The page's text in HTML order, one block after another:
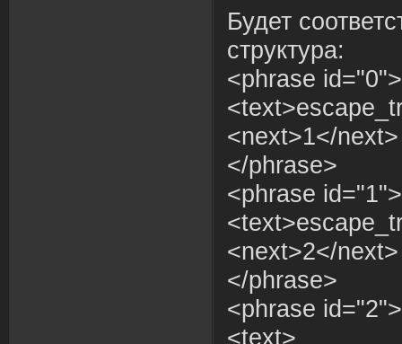
Будет
структура:
<phrase id="0">
<next>1</next>
</phrase>
<phrase id="1">
<next>2</next>
</phrase>
<phrase id="2">
<text>